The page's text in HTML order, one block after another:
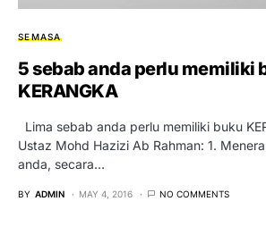
SEMASA
5 sebab anda perlu memiliki
KERANGKA
Lima sebab anda perlu memiliki buku
Ustaz Mohd Hazizi Ab Rahman: 1.
anda, secara…
BY ADMIN MAY 4, 2016 NO COMMENTS